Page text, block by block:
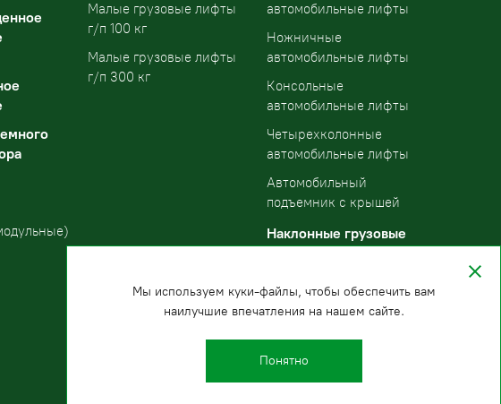
Малые грузовые лифты
г/п 100 кг
Малые грузовые лифты
г/п 300 кг
автомобильные лифты
Ножничные
автомобильные лифты
Консольные
автомобильные лифты
Четырехколонные
автомобильные лифты
Автомобильный
подъемник с крышей
Наклонные грузовые
Мы используем куки-файлы, чтобы обеспечить вам
наилучшие впечатления на нашем сайте.
Понятно